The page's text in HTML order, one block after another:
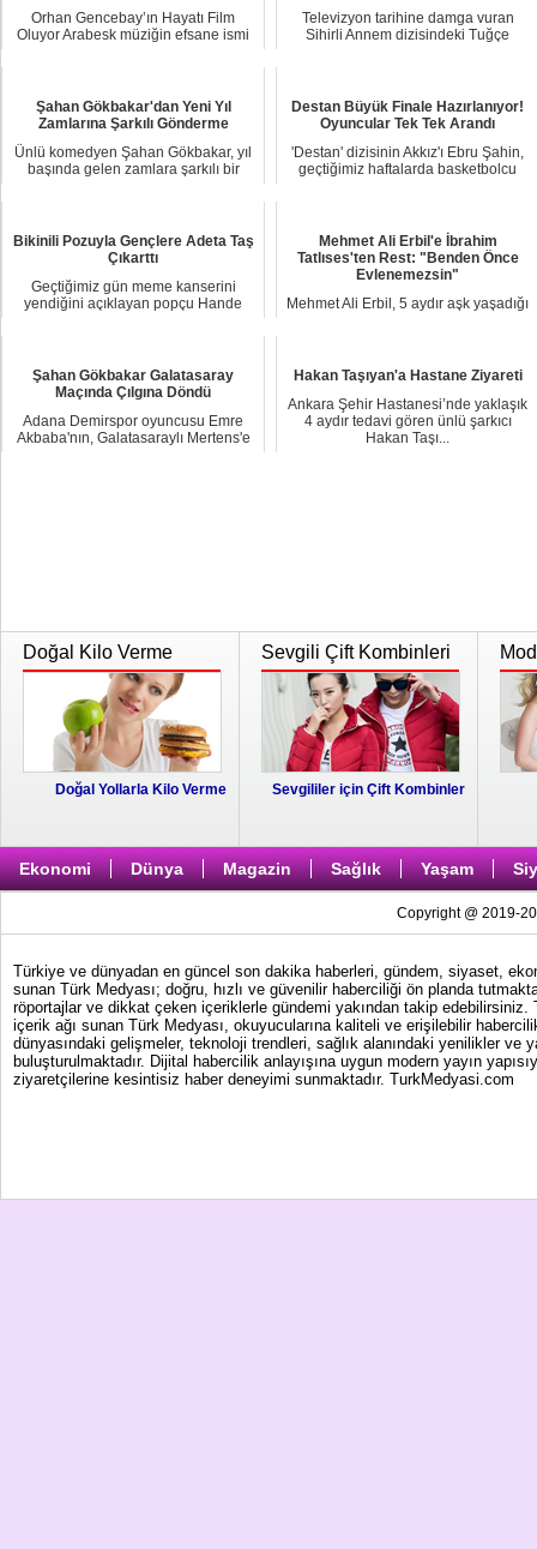
Orhan Gencebay’ın Hayatı Film
Oluyor Arabesk müziğin efsane ismi
Televizyon tarihine damga vuran
Sihirli Annem dizisindeki Tuğçe
Şahan Gökbakar'dan Yeni Yıl
Zamlarına Şarkılı Gönderme
Ünlü komedyen Şahan Gökbakar, yıl
başında gelen zamlara şarkılı bir
Destan Büyük Finale Hazırlanıyor!
Oyuncular Tek Tek Arandı
'Destan' dizisinin Akkız'ı Ebru Şahin,
geçtiğimiz haftalarda basketbolcu
Bikinili Pozuyla Gençlere Adeta Taş
Çıkarttı
Geçtiğimiz gün meme kanserini
yendiğini açıklayan popçu Hande
Mehmet Ali Erbil'e İbrahim
Tatlıses'ten Rest: "Benden Önce
Evlenemezsin"
Mehmet Ali Erbil, 5 aydır aşk yaşadığı
Şahan Gökbakar Galatasaray
Maçında Çılgına Döndü
Adana Demirspor oyuncusu Emre
Akbaba'nın, Galatasaraylı Mertens'e
Hakan Taşıyan'a Hastane Ziyareti
Ankara Şehir Hastanesi’nde yaklaşık
4 aydır tedavi gören ünlü şarkıcı
Hakan Taşı...
Doğal Kilo Verme
Doğal Yollarla Kilo Verme
Sevgili Çift Kombinleri
Sevgililer için Çift Kombinler
Ekonomi Dünya Magazin Sağlık Yaşam
Copyright @ 2019-
Türkiye ve dünyadan en güncel son dakika haberleri, gündem, siyaset,
sunan Türk Medyası; doğru, hızlı ve güvenilir haberciliği ön planda
röportajlar ve dikkat çeken içeriklerle gündemi yakından takip
içerik ağı sunan Türk Medyası, okuyucularına kaliteli ve erişilebilir
dünyasındaki gelişmeler, teknoloji trendleri, sağlık alanındaki yenilikler
buluşturulmaktadır. Dijital habercilik anlayışına uygun modern yayın
ziyaretçilerine kesintisiz haber deneyimi sunmaktadır. TurkMedyasi.com